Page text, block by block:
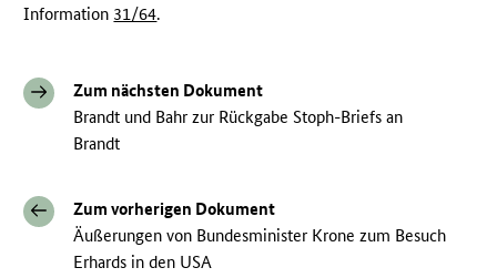
Information 31/64.
Zum nächsten Dokument
Brandt und Bahr zur Rückgabe Stoph-Briefs an
Brandt
Zum vorherigen Dokument
Äußerungen von Bundesminister Krone zum Besuch
Erhards in den USA